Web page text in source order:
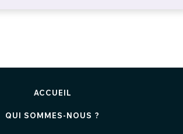
ACCUEIL
QUI SOMMES-NOUS ?